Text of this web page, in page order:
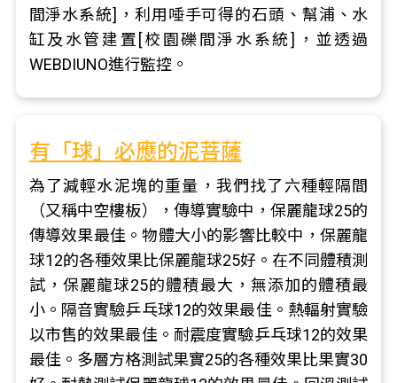
間淨水系統]，利用唾手可得的石頭、幫浦、水
缸及水管建置[校園礫間淨水系統]，並透過
WEBDIUNO進行監控。
有「球」必應的泥菩薩
為了減輕水泥塊的重量，我們找了六種輕隔間
（又稱中空樓板），傳導實驗中，保麗龍球25的
傳導效果最佳。物體大小的影響比較中，保麗龍
球12的各種效果比保麗龍球25好。在不同體積測
試，保麗龍球25的體積最大，無添加的體積最
小。隔音實驗乒乓球12的效果最佳。熱輻射實驗
以市售的效果最佳。耐震度實驗乒乓球12的效果
最佳。多層方格測試果實25的各種效果比果實30